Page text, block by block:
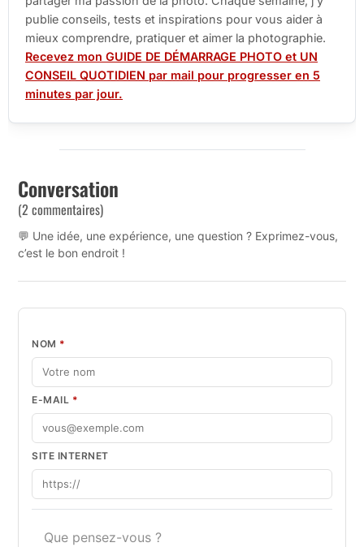
publie conseils, tests et inspirations pour vous aider à
mieux comprendre, pratiquer et aimer la photographie.
Recevez mon GUIDE DE DÉMARRAGE PHOTO et UN
CONSEIL QUOTIDIEN par mail pour progresser en 5
minutes par jour.
Conversation
(2 commentaires)
💬 Une idée, une expérience, une question ? Exprimez-vous,
c’est le bon endroit !
NOM *
E-MAIL *
SITE INTERNET